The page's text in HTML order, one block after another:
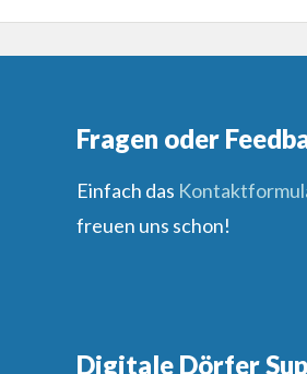
Fragen oder
Einfach das
freuen uns schon!
Digitale Dörfer